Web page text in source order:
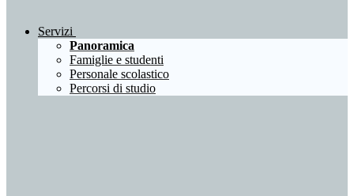
Servizi
Panoramica
Famiglie e studenti
Personale scolastico
Percorsi di studio